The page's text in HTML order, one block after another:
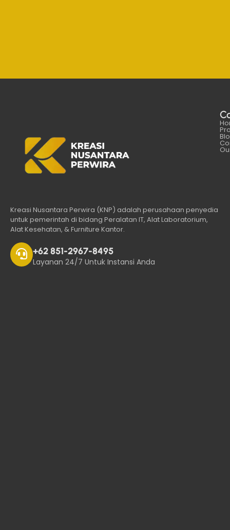
Kreasi Nusantara Perwira (KNP) adalah perusahaan penyedia
untuk pemerintah di bidang Peralatan IT, Alat Laboratorium,
Alat Kesehatan, & Furniture Kantor.
+62 851-2967-8495
Layanan 24/7 Untuk Instansi Anda